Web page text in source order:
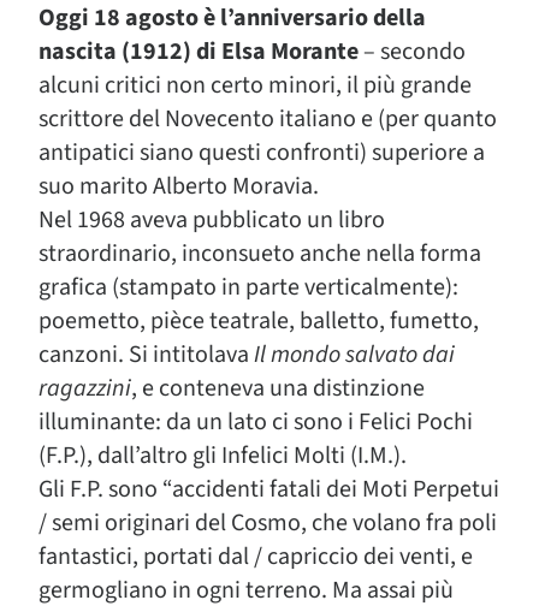
Oggi 18 agosto è l’anniversario della
nascita (1912) di Elsa Morante– secondo
alcuni critici non certo minori, il più grande
scrittore del Novecento italiano e (per quanto
antipatici siano questi confronti) superiore a
suo marito Alberto Moravia.
Nel 1968 aveva pubblicato un libro
straordinario, inconsueto anche nella forma
grafica (stampato in parte verticalmente):
poemetto, pièce teatrale, balletto, fumetto,
canzoni. Si intitolavaIl mondo salvato dai
ragazzini, e conteneva una distinzione
illuminante: da un lato ci sono i Felici Pochi
(F.P.), dall’altro gli Infelici Molti (I.M.).
Gli F.P. sono “accidenti fatali dei Moti Perpetui
/ semi originari del Cosmo, che volano fra poli
fantastici, portati dal / capriccio dei venti, e
germogliano in ogni terreno. Ma assai più